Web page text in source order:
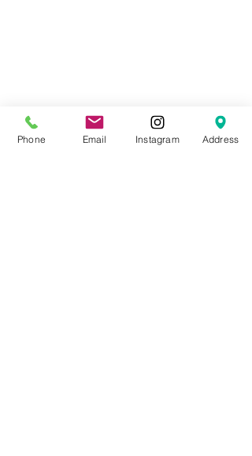
Phone Email Instagram Address